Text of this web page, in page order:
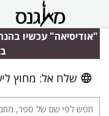
"אודיסיאה" עכשיו
שלח אל: מחוץ